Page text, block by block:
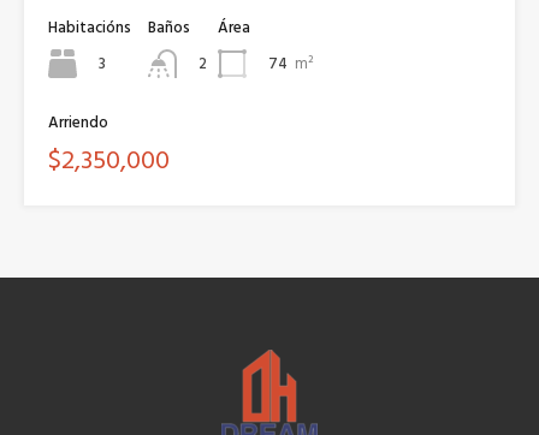
Habitacións
3
Baños
2
Área
74 m²
Arriendo
$2,350,000